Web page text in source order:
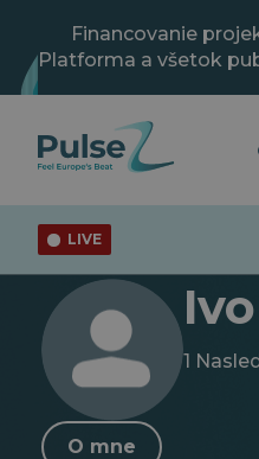
hlavný
obsah
Financovanie
Platforma a všetok
LIVE
1
O mne